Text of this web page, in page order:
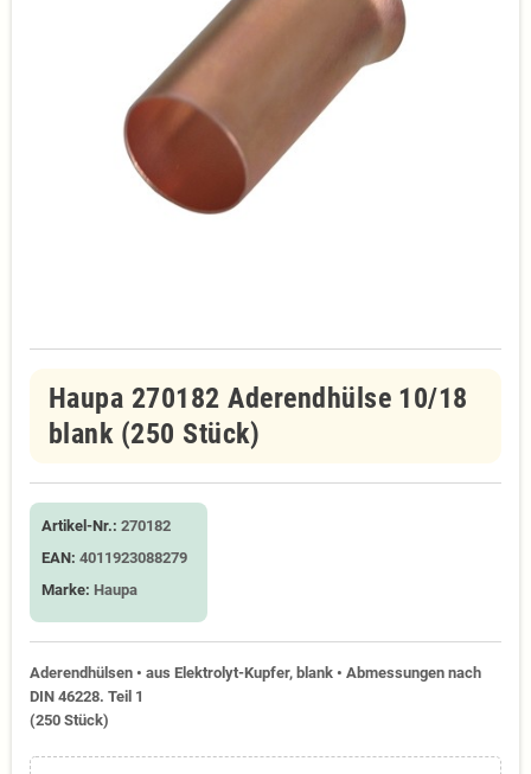
Haupa 270182 Aderendhülse 10/18
blank (250 Stück)
Artikel-Nr.: 270182
EAN: 4011923088279
Marke: Haupa
Aderendhülsen • aus Elektrolyt-Kupfer, blank • Abmessungen nach
DIN 46228. Teil 1
(250 Stück)